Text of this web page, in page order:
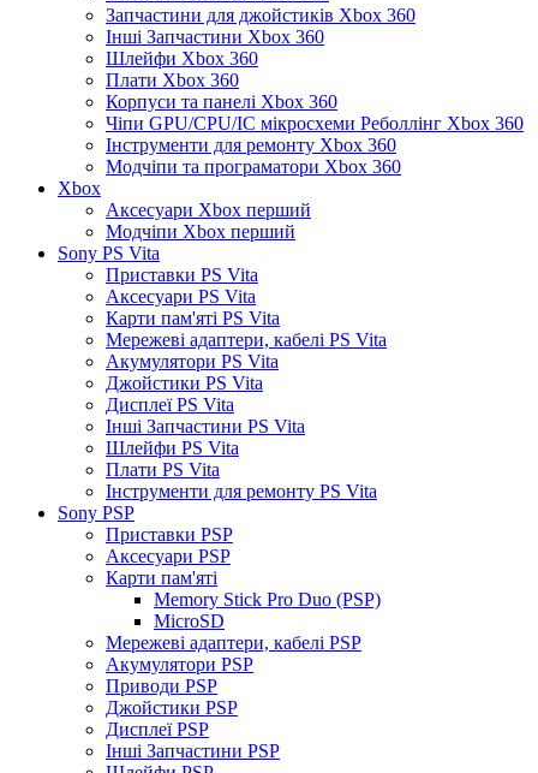
Запчастини для джойстиків Xbox 360
Інші Запчастини Xbox 360
Шлейфи Xbox 360
Плати Xbox 360
Корпуси та панелі Xbox 360
Чіпи GPU/CPU/IC мікросхеми Реболлінг Xbox 360
Інструменти для ремонту Xbox 360
Модчіпи та програматори Xbox 360
Xbox
Аксесуари Xbox перший
Модчіпи Xbox перший
Sony PS Vita
Приставки PS Vita
Аксесуари PS Vita
Карти пам'яті PS Vita
Мережеві адаптери, кабелі PS Vita
Акумулятори PS Vita
Джойстики PS Vita
Дисплеї PS Vita
Інші Запчастини PS Vita
Шлейфи PS Vita
Плати PS Vita
Інструменти для ремонту PS Vita
Sony PSP
Приставки PSP
Аксесуари PSP
Карти пам'яті
Memory Stick Pro Duo (PSP)
MicroSD
Мережеві адаптери, кабелі PSP
Акумулятори PSP
Приводи PSP
Джойстики PSP
Дисплеї PSP
Інші Запчастини PSP